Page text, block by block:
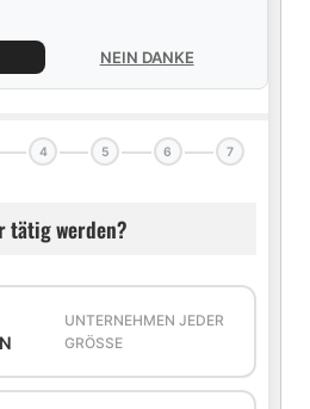
NEIN DANKE
4 5 6 7
tätig werden?
UNTERNEHMEN JEDER
GRÖSSE